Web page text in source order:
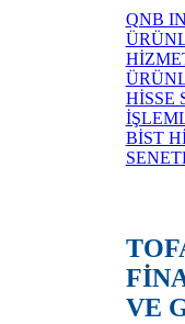
QNB
HİSSE
BİST
VE